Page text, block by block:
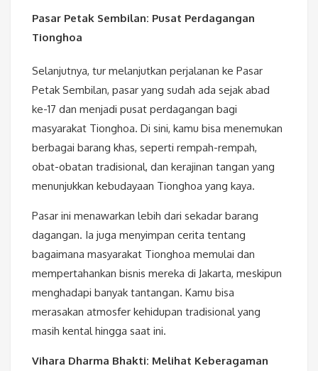
Pasar Petak Sembilan: Pusat Perdagangan
Tionghoa
Selanjutnya, tur melanjutkan perjalanan ke Pasar
Petak Sembilan, pasar yang sudah ada sejak abad
ke-17 dan menjadi pusat perdagangan bagi
masyarakat Tionghoa. Di sini, kamu bisa menemukan
berbagai barang khas, seperti rempah-rempah,
obat-obatan tradisional, dan kerajinan tangan yang
menunjukkan kebudayaan Tionghoa yang kaya.
Pasar ini menawarkan lebih dari sekadar barang
dagangan. Ia juga menyimpan cerita tentang
bagaimana masyarakat Tionghoa memulai dan
mempertahankan bisnis mereka di Jakarta, meskipun
menghadapi banyak tantangan. Kamu bisa
merasakan atmosfer kehidupan tradisional yang
masih kental hingga saat ini.
Vihara Dharma Bhakti: Melihat Keberagaman